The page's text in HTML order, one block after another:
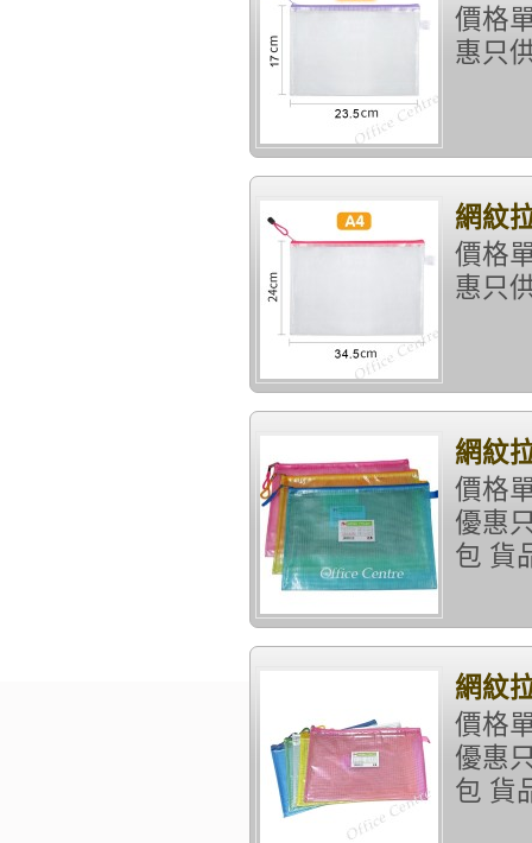
價格
惠只
網紋
價格
惠只
網紋
價格
優惠
包 貨
網紋
價格
優惠
包 貨